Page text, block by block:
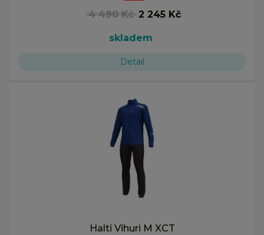
4 490 Kč 2 245 Kč
skladem
Detail
Halti Vihuri M XCT